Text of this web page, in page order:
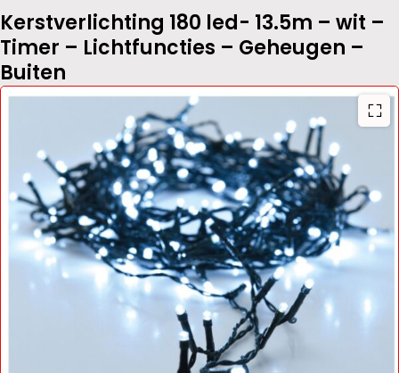
Kerstverlichting 180 led- 13.5m – wit –
Timer – Lichtfuncties – Geheugen –
Buiten